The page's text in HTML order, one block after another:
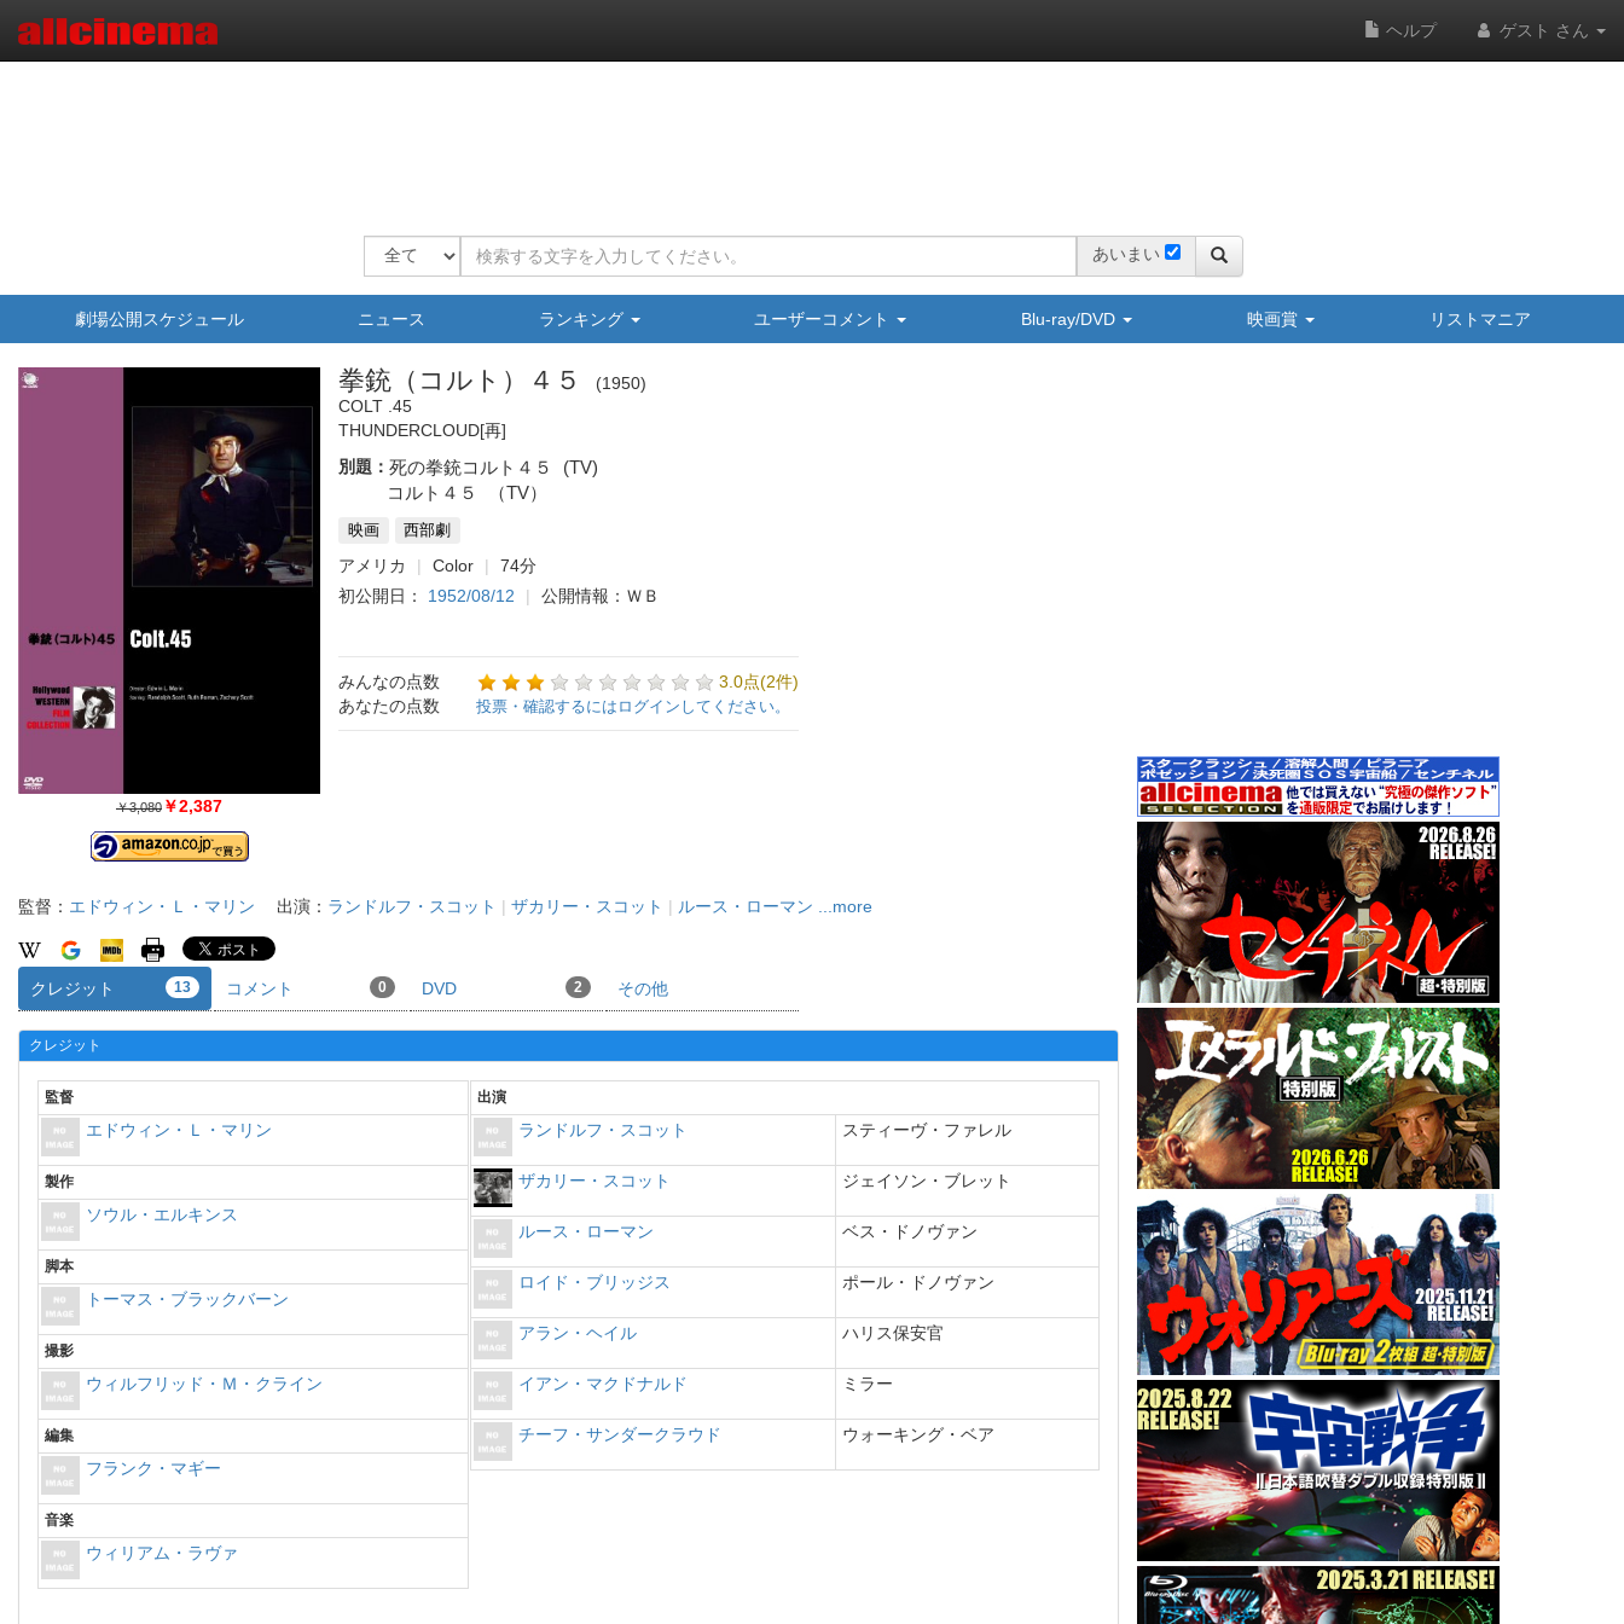
ヘルプ ゲスト さん
あいまい
劇場公開スケジュール ニュース ランキング ユーザーコメント Blu-ray/DVD 映画賞 リストマニア
￥3,080 ￥2,387
拳銃（コルト）４５
1950
COLT .45
THUNDERCLOUD[再]
別題： 死の拳銃コルト４５
(TV)
コルト４５
（TV）
映画 西部劇
アメリカ Color
74分
初公開日： 1952/08/12 公開情報：ＷＢ
みんなの点数
3.0点(2件)
あなたの点数
投票・確認するにはログインしてください。
監督： エドウィン・Ｌ・マリン 出演： ランドルフ・スコット | ザカリー・スコット | ルース・ローマン ...more
クレジット 13 コメント 0 DVD 2 その他
クレジット
監督
エドウィン・Ｌ・マリン
製作
ソウル・エルキンス
脚本
トーマス・ブラックバーン
撮影
ウィルフリッド・Ｍ・クライン
編集
フランク・マギー
音楽
ウィリアム・ラヴァ
出演
ランドルフ・スコット スティーヴ・ファレル
ザカリー・スコット ジェイソン・ブレット
ルース・ローマン ベス・ドノヴァン
ロイド・ブリッジス ポール・ドノヴァン
アラン・ヘイル ハリス保安官
イアン・マクドナルド ミラー
チーフ・サンダークラウド ウォーキング・ベア